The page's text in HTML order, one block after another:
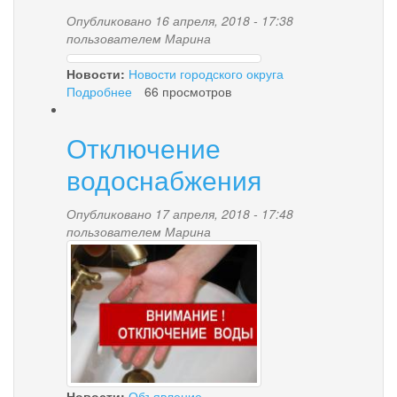
Опубликовано 16 апреля, 2018 - 17:38
пользователем Марина
7.jpg
Новости: Новости городского округа
Подробнее
приглашают
всех
жителей
гостей
Паланы
принять
участие
в
акции
«Здоровая
пробежка
–
2018»
66 просмотров
Отключение
водоснабжения
Опубликовано 17 апреля, 2018 - 17:48
пользователем Марина
voda.jpg